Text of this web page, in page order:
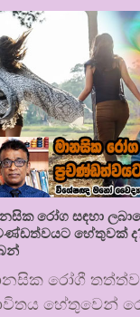
රෝග සඳහා
හේතුවක්
රෝගී
හේතුවෙන්